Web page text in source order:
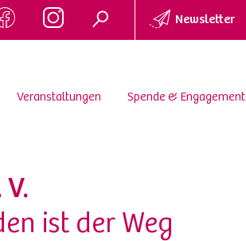
Newsletter
Veranstaltungen Spende & Engagement
ist der Weg